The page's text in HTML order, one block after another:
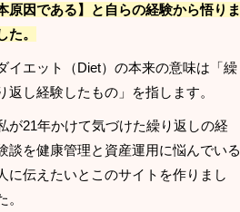
原因である】と自らの経験から悟りま
た。
イエット（Diet）の本来の意味は「繰
返し経験したもの」を指します。
が21年かけて気づけた繰り返しの経
談を健康管理と資産運用に悩んでいる
に伝えたいとこのサイトを作りまし
。